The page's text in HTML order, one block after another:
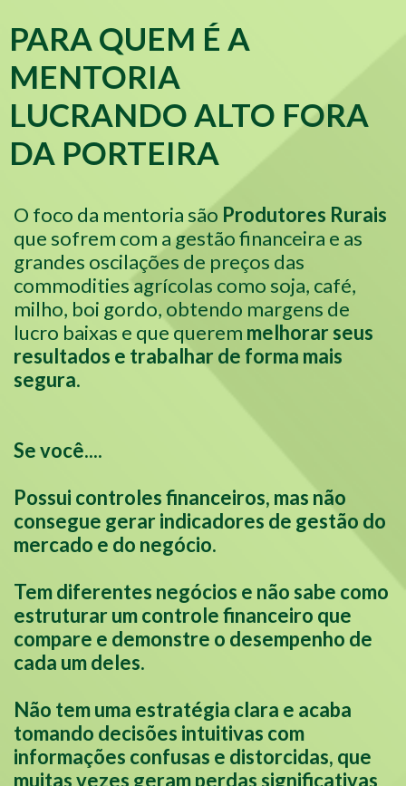
PARA QUEM É A
MENTORIA
LUCRANDO ALTO FORA
DA PORTEIRA
O foco da mentoria são Produtores Rurais
que sofrem com a gestão financeira e as
grandes oscilações de preços das
commodities agrícolas como soja, café,
milho, boi gordo, obtendo margens de
lucro baixas e que querem melhorar seus
resultados e trabalhar de forma mais
segura.
Se você....
Possui controles financeiros, mas não
consegue gerar indicadores de gestão do
mercado e do negócio.
Tem diferentes negócios e não sabe como
estruturar um controle financeiro que
compare e demonstre o desempenho de
cada um deles.
Não tem uma estratégia clara e acaba
tomando decisões intuitivas com
informações confusas e distorcidas, que
muitas vezes geram perdas significativas